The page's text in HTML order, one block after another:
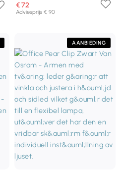
€ 72
Adviesprijs € 90
AANBIEDING